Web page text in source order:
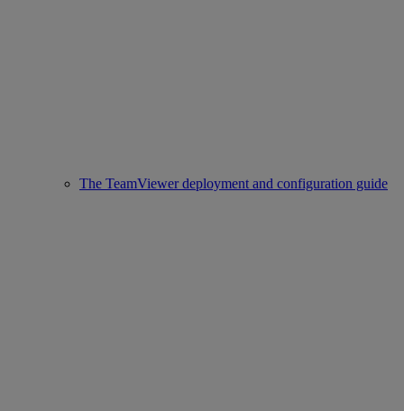
The TeamViewer deployment and configuration guide